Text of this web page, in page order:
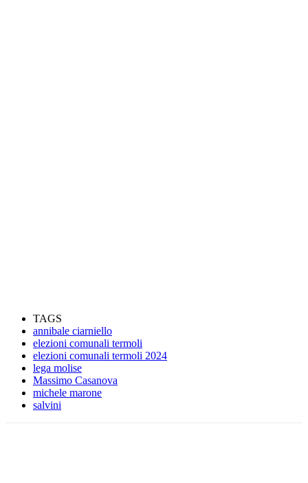
TAGS
annibale ciarniello
elezioni comunali termoli
elezioni comunali termoli 2024
lega molise
Massimo Casanova
michele marone
salvini